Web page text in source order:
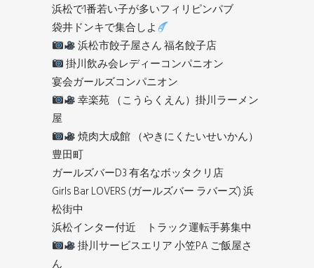
浜松で1番若い子が多いフィリピンパブ
袋井ドンキで集合しよ
浜松市餃子屋さん 福名餃子店
掛川飲み会レディーコンパニオン
宴会ガールズコンパニオン
幸楽苑 （こうらくえん）掛川ラーメン
屋
焼肉大成館 （やきにくたいせいかん）
豊田町
ガールズバーD3 有名なボッタクリ店
Girls Bar LOVERS (ガールズバー ラバーズ) 浜
松街中
浜松インター付近 トラック運転手募集中
掛川サービスエリア 小笠PA ご飯屋さ
ん